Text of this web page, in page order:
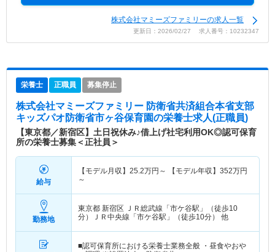
株式会社マミーズファミリーの求人一覧
更新日：2026/02/27 求人番号：10232347
栄養士 正職員 募集停止
株式会社マミーズファミリー 防衛省共済組合本省支部
キッズパオ防衛省市ヶ谷保育園の栄養士求人(正職員)
【東京都／新宿区】土日祝休み♪借上げ社宅利用OK◎認可保育
所の栄養士募集＜正社員＞
給与
【モデル月収】 25.2万円～ 【モデル年収】 352万円
～
勤務地
東京都 新宿区 ＪＲ総武線「市ケ谷駅」（徒歩10
分）ＪＲ中央線「市ケ谷駅」（徒歩10分） 他
■認可保育所における栄養士業務全般 ・昼食やおや